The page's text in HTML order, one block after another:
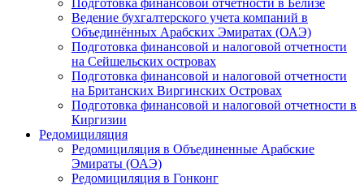
Подготовка финансовой отчетности в Белизе
Ведение бухгалтерского учета компаний в
Объединённых Арабских Эмиратах (ОАЭ)
Подготовка финансовой и налоговой отчетности
на Сейшельских островах
Подготовка финансовой и налоговой отчетности
на Британских Виргинских Островах
Подготовка финансовой и налоговой отчетности в
Киргизии
Редомициляция
Редомициляция в Объединенные Арабские
Эмираты (ОАЭ)
Редомициляция в Гонконг